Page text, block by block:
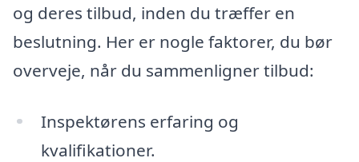
og deres tilbud, inden du træffer en
beslutning. Her er nogle faktorer, du bør
overveje, når du sammenligner tilbud:
Inspektørens erfaring og
kvalifikationer.